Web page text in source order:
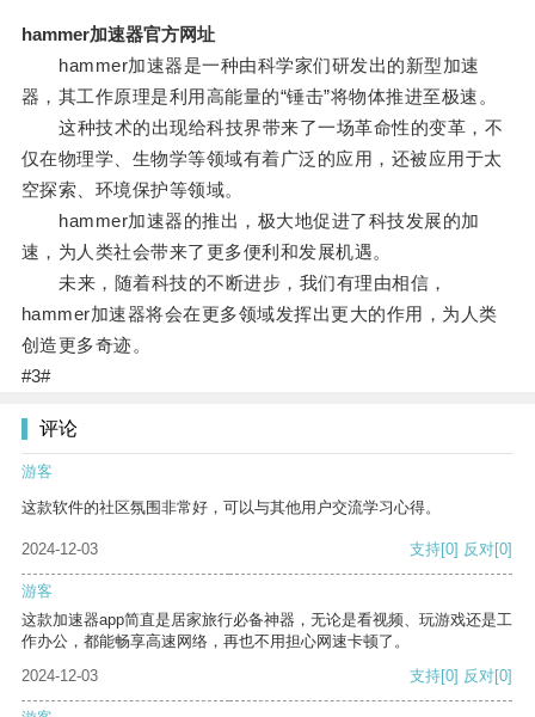
hammer加速器官方网址
hammer加速器是一种由科学家们研发出的新型加速
器，其工作原理是利用高能量的“锤击”将物体推进至极速。
这种技术的出现给科技界带来了一场革命性的变革，不
仅在物理学、生物学等领域有着广泛的应用，还被应用于太
空探索、环境保护等领域。
hammer加速器的推出，极大地促进了科技发展的加
速，为人类社会带来了更多便利和发展机遇。
未来，随着科技的不断进步，我们有理由相信，
hammer加速器将会在更多领域发挥出更大的作用，为人类
创造更多奇迹。
#3#
评论
游客
这款软件的社区氛围非常好，可以与其他用户交流学习心得。
2024-12-03 支持[0] 反对[0]
游客
这款加速器app简直是居家旅行必备神器，无论是看视频、玩游戏还是工
作办公，都能畅享高速网络，再也不用担心网速卡顿了。
2024-12-03
支持[0] 反对[0]